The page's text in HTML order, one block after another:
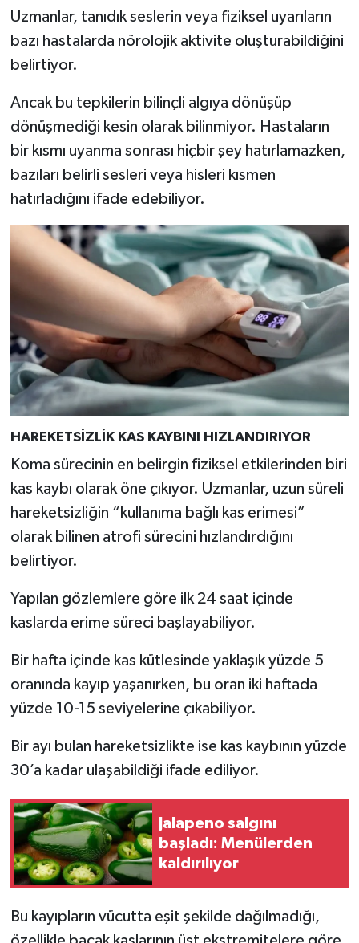
Uzmanlar, tanıdık seslerin veya fiziksel uyarıların
bazı hastalarda nörolojik aktivite oluşturabildiğini
belirtiyor.
Ancak bu tepkilerin bilinçli algıya dönüşüp
dönüşmediği kesin olarak bilinmiyor. Hastaların
bir kısmı uyanma sonrası hiçbir şey hatırlamazken,
bazıları belirli sesleri veya hisleri kısmen
hatırladığını ifade edebiliyor.
HAREKETSİZLİK KAS KAYBINI HIZLANDIRIYOR
Koma sürecinin en belirgin fiziksel etkilerinden biri
kas kaybı olarak öne çıkıyor. Uzmanlar, uzun süreli
hareketsizliğin “kullanıma bağlı kas erimesi”
olarak bilinen atrofi sürecini hızlandırdığını
belirtiyor.
Yapılan gözlemlere göre ilk 24 saat içinde
kaslarda erime süreci başlayabiliyor.
Bir hafta içinde kas kütlesinde yaklaşık yüzde 5
oranında kayıp yaşanırken, bu oran iki haftada
yüzde 10-15 seviyelerine çıkabiliyor.
Bir ayı bulan hareketsizlikte ise kas kaybının yüzde
30’a kadar ulaşabildiği ifade ediliyor.
Jalapeno salgını
başladı: Menülerden
kaldırılıyor
Bu kayıpların vücutta eşit şekilde dağılmadığı,
Simav
Siyaset
Spor
Tavşanlı
Teknoloji
Türkiye
Video Galeri
Yaşam
Yemek Tarifleri